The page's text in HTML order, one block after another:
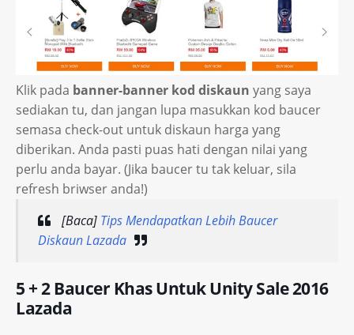
Klik pada banner-banner kod diskaun yang saya
sediakan tu, dan jangan lupa masukkan kod baucer
semasa check-out untuk diskaun harga yang
diberikan. Anda pasti puas hati dengan nilai yang
perlu anda bayar. (Jika baucer tu tak keluar, sila
refresh briwser anda!)
[Baca] Tips Mendapatkan Lebih Baucer
Diskaun Lazada
5 + 2 Baucer Khas Untuk Unity Sale 2016
Lazada